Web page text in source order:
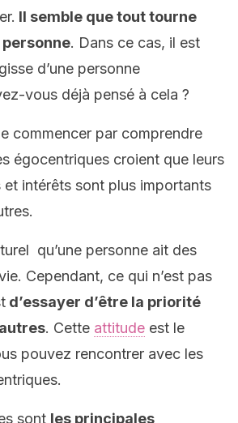
Il semble que tout tourne
. Dans ce cas, il est
d’une personne
vous déjà pensé à cela ?
commencer par comprendre
égocentriques croient que leurs
intérêts sont plus importants
qu’une personne ait des
Cependant, ce qui n’est pas
d’essayer d’être la priorité
. Cette attitude est le
pouvez rencontrer avec les
sont les principales